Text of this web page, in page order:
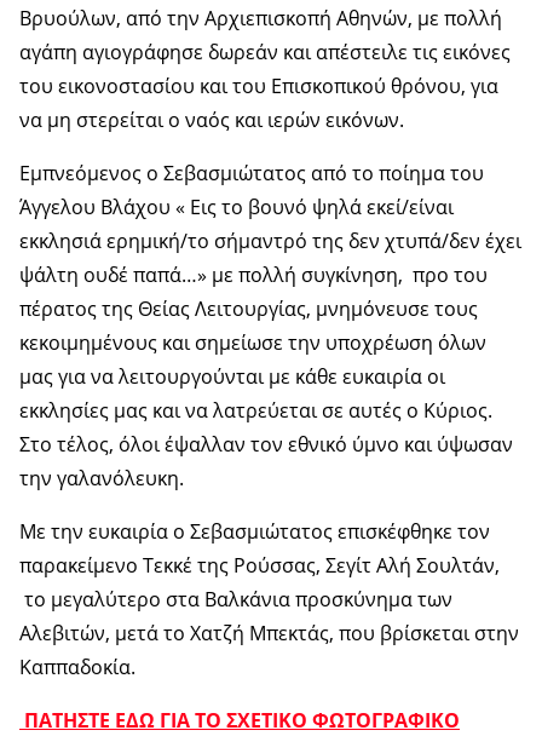
Βρυούλων, από την Αρχιεπισκοπή Αθηνών, με πολλή
αγάπη αγιογράφησε δωρεάν και απέστειλε τις εικόνες
του εικονοστασίου και του Επισκοπικού θρόνου, για
να μη στερείται ο ναός και ιερών εικόνων.
Εμπνεόμενος ο Σεβασμιώτατος από το ποίημα του
Άγγελου Βλάχου « Εις το βουνό ψηλά εκεί/είναι
εκκλησιά ερημική/το σήμαντρό της δεν χτυπά/δεν έχει
ψάλτη ουδέ παπά…» με πολλή συγκίνηση, προ του
πέρατος της Θείας Λειτουργίας, μνημόνευσε τους
κεκοιμημένους και σημείωσε την υποχρέωση όλων
μας για να λειτουργούνται με κάθε ευκαιρία οι
εκκλησίες μας και να λατρεύεται σε αυτές ο Κύριος.
Στο τέλος, όλοι έψαλλαν τον εθνικό ύμνο και ύψωσαν
την γαλανόλευκη.
Με την ευκαιρία ο Σεβασμιώτατος επισκέφθηκε τον
παρακείμενο Τεκκέ της Ρούσσας, Σεγίτ Αλή Σουλτάν,
το μεγαλύτερο στα Βαλκάνια προσκύνημα των
Αλεβιτών, μετά το Χατζή Μπεκτάς, που βρίσκεται στην
Καππαδοκία.
ΠΑΤΗΣΤΕ ΕΔΩ ΓΙΑ ΤΟ ΣΧΕΤΙΚΟ ΦΩΤΟΓΡΑΦΙΚΟ